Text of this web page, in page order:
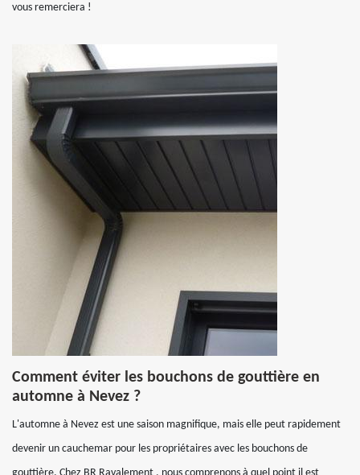
vous remerciera !
Comment éviter les bouchons de gouttière en
automne à Nevez ?
L'automne à Nevez est une saison magnifique, mais elle peut rapidement
devenir un cauchemar pour les propriétaires avec les bouchons de